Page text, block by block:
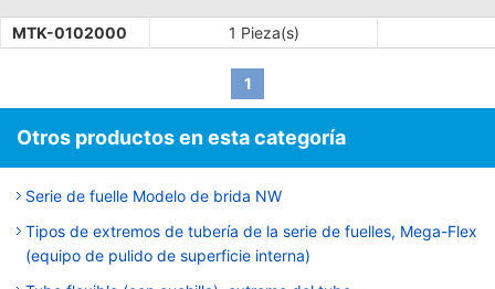
MTK-0102000 1 Pieza(s)
1
Otros productos en esta categoría
Serie de fuelle Modelo de brida NW
Tipos de extremos de tubería de la serie de fuelles, Mega-Flex
(equipo de pulido de superficie interna)